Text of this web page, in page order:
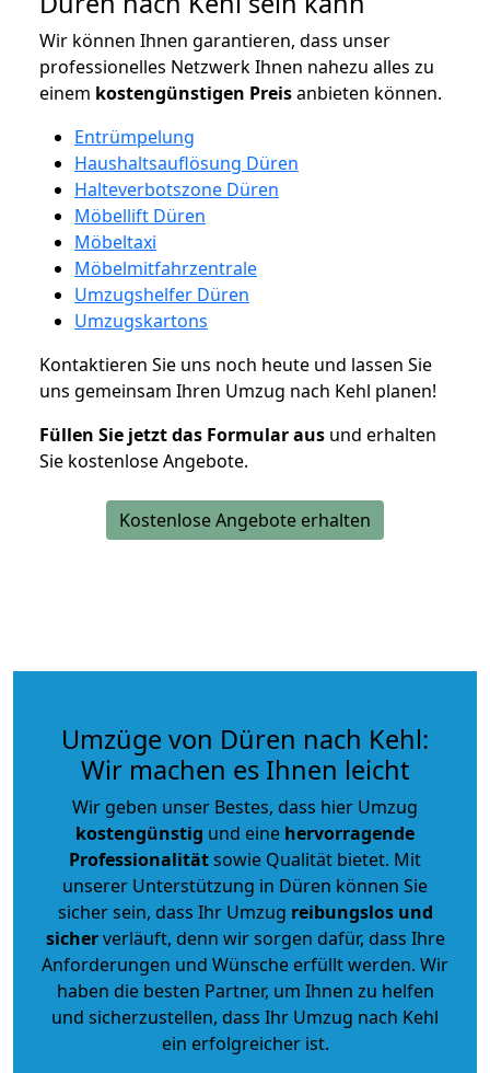
Wir können Ihnen garantieren, dass unser
professionelles Netzwerk Ihnen nahezu alles zu
einem kostengünstigen Preisanbieten können.
Entrümpelung
Haushaltsauflösung Düren
Halteverbotszone Düren
Möbellift Düren
Möbeltaxi
Möbelmitfahrzentrale
Umzugshelfer Düren
Umzugskartons
Kontaktieren Sie uns noch heute und lassen Sie
uns gemeinsam Ihren Umzug nach Kehl planen!
Füllen Sie jetzt das Formular aus und erhalten
Sie kostenlose Angebote.
Kostenlose Angebote erhalten
Umzüge von Düren nach Kehl:
Wir machen es Ihnen leicht
Wir geben unser Bestes, dass hier Umzug
kostengünstig und eine hervorragende
Professionalitätsowie Qualität bietet. Mit
unserer Unterstützung in Düren können Sie
sicher sein, dass Ihr Umzug reibungslos und
sicherverläuft, denn wir sorgen dafür, dass Ihre
Anforderungen und Wünsche erfüllt werden. Wir
haben die besten Partner, um Ihnen zu helfen
und sicherzustellen, dass Ihr Umzug nach Kehl
ein erfolgreicher ist.